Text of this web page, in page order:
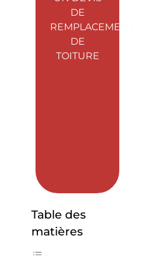
DE
REMPLACEMENT
DE
TOITURE
Table des
matières